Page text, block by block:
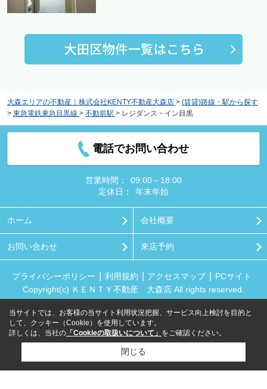
大森エリアの不動産｜株式会社KENTY不動産大森店 > (賃貸)路線・駅から探す
> 東急電鉄東急目黒線 > 不動前駅 > レジダンス・イン目黒
電話でお問い合わせ
営業時間：
09:00～18:00
定休日：
年末年始
ホーム 会社概要
お問い合わせ 来店予約
プライバシーポリシー 利用規約 アクセスマップ
PCサイト
Copyright(c) ＫＥＮＴＹ不動産 大森店 All rights reserved.
当サイトでは、お客様の当サイト利用状況把握、サービス向上検討を目的と
して、クッキー（Cookie）を使用しています。
詳しくは、当社の 「Cookieの取扱いについて」 をご確認ください。
閉じる